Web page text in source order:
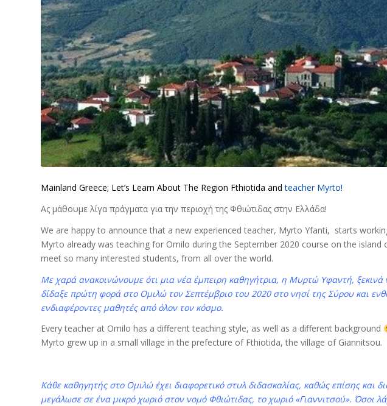
Mainland Greece; Let’s Learn About The Region Fthiotida andteacher Myrto!
Ας μάθουμε λίγα πράγματα για την περιοχή της Φθιώτιδας στην Ελλάδα!
We are happy to announce that a new experienced teacher, Myrto Yfanti, starts
Myrto already was teaching for Omilo during the September 2020 course on the island
meet so many interested students, from all over the world.
Με χαρά ανακοινώνουμε ότι μια νέα έμπειρη καθηγήτρια, η Μυρτώ Υφαντή,
δίδαξε πρώτη φορά στο Ομιλώ τον Σεπτέμβριο του 2020 στο νησί της Σύρου και
ενδιαφέροντες μαθητές από όλον τον κόσμο.
Every teacher at Omilo has a different teaching style, as well as a different background
Myrto grew up in a small village in the prefecture of Fthiotida, the village of Giannitsou.
Κάθε καθηγητής στο Ομιλώ έχει διαφορετικό στυλ διδασκαλίας, καθώς επίσης και
μεγάλωσε σε ένα μικρό χωριό στον νομό Φθιώτιδας, το χωριό «Γιαννιτσού». Όσοι